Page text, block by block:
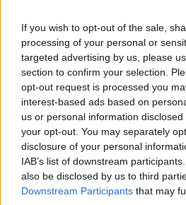
If you wish to opt-out of the sale,
processing of your personal or
targeted advertising by us, please
section to confirm your selection.
opt-out request is processed you
interest-based ads based on
us or personal information
your opt-out. You may separately
disclosure of your personal
IAB’s list of downstream
also be disclosed by us to third
Downstream Participants that may
tienen entre manos la
para las próximas
Artículo anterior
¿Cómo pueden las
comunidades de
propietarios restringir el
alquiler turístico?